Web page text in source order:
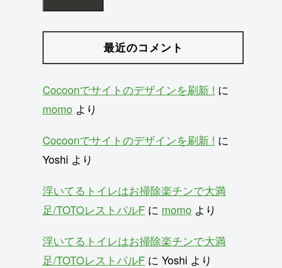
最近のコメント
Cocoonでサイトのデザインを刷新 ! に
momo より
Cocoonでサイトのデザインを刷新 ! に
Yoshi より
浮いてるトイレはお掃除楽チンで大満
足/TOTOレストパルF に momo より
浮いてるトイレはお掃除楽チンで大満
足/TOTOレストパルF に Yoshi より